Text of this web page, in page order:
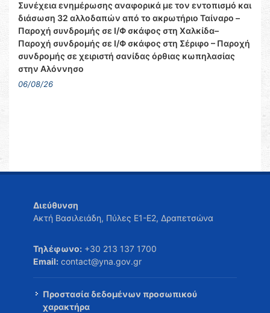
Συνέχεια ενημέρωσης αναφορικά με τον εντοπισμό και
διάσωση 32 αλλοδαπών από το ακρωτήριο Ταίναρο –
Παροχή συνδρομής σε Ι/Φ σκάφος στη Χαλκίδα–
Παροχή συνδρομής σε Ι/Φ σκάφος στη Σέριφο – Παροχή
συνδρομής σε χειριστή σανίδας όρθιας κωπηλασίας
στην Αλόννησο
06/08/26
Διεύθυνση
Ακτή Βασιλειάδη, Πύλες Ε1-Ε2, Δραπετσώνα
Τηλέφωνο: +30 213 137 1700
Email: contact@yna.gov.gr
Προστασία δεδομένων προσωπικού
χαρακτήρα